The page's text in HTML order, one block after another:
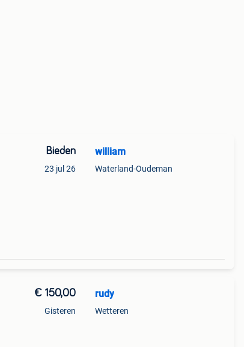
Bieden
23 jul 26
william
Waterland-Oudeman
€ 150,00
Gisteren
rudy
Wetteren